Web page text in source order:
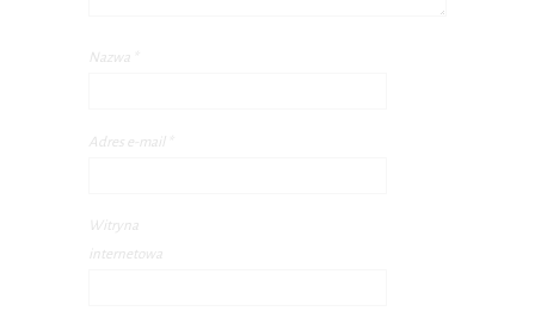
Nazwa
Adres e-mail
Witryna
internetowa